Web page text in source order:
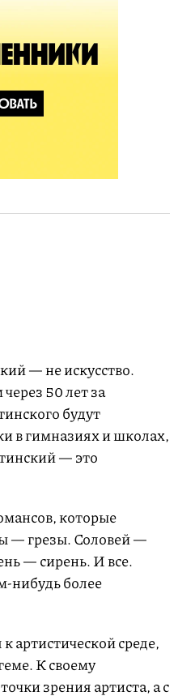
— не искусство.
50 лет за
будут
в гимназиях и школах,
— это
которые
— грезы. Соловей —
— сирень. И все.
нибудь более
артистической среде,
К своему
зрения артиста, а с